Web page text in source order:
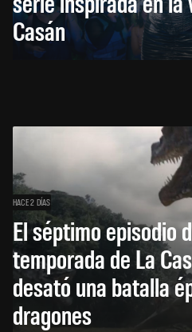
Casán
HACE 2 DÍAS
El séptimo episodio
temporada de La
desató una batalla
dragones